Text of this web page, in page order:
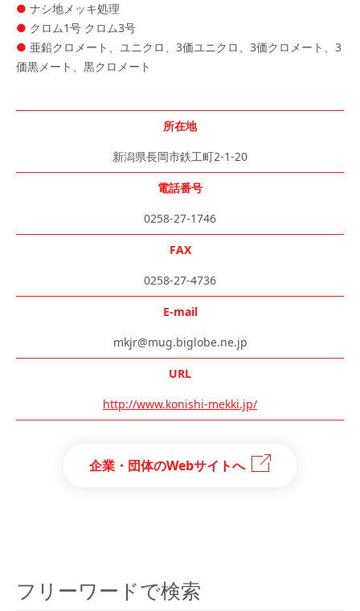
ナシ地メッキ処理
クロム1号 クロム3号
亜鉛クロメート、ユニクロ、3価ユニクロ、3価クロメート、3
価黒メート、黒クロメート
所在地
新潟県長岡市鉄工町2-1-20
電話番号
0258-27-1746
FAX
0258-27-4736
E-mail
mkjr@mug.biglobe.ne.jp
URL
http://www.konishi-mekki.jp/
企業・団体のWebサイトへ
フリーワードで検索